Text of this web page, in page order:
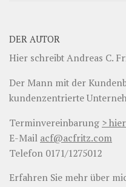
DER AUTOR
Hier schreibt Andreas C.
Der Mann mit der
kundenzentrierte
Terminvereinbarung >
E-Mail acf@acfritz.com
Telefon 0171/1275012
Erfahren Sie mehr über